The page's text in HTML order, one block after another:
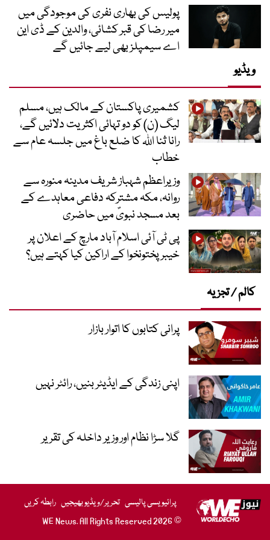
پولیس کی بھاری نفری کی موجودگی میں
میر رضا کی قبر کشائی، والدین کے ڈی این
اے سیمپلز بھی لیے جائیں گے
ویڈیو
کشمیری پاکستان کے مالک ہیں، مسلم
لیگ (ن) کو دو تہائی اکثریت دلائیں گے،
رانا ثنا اللہ کا ضلع باغ میں جلسہ عام سے
خطاب
وزیراعظم شہباز شریف مدینہ منورہ سے
روانہ، مکہ مشترکہ دفاعی معاہدے کے
بعد مسجد نبویؐ میں حاضری
پی ٹی آئی اسلام آباد مارچ کے اعلان پر
خیبر پختونخوا کے اراکین کیا کہتے ہیں؟
کالم / تجزیہ
پرانی کتابوں کا اتوار بازار
اپنی زندگی کے ایڈیٹر بنیں، رائٹر نہیں
گلا سڑا نظام اور وزیر داخلہ کی تقریر
پرائیویسی پالیسی تحریر/ویڈیو بھیجیں رابطہ کریں
© 2026 WE News. All Rights Reserved